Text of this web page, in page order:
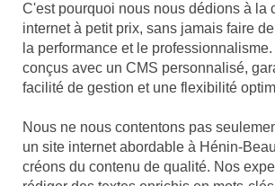
C'est pourquoi nous nous dédions à la
internet à petit prix, sans jamais faire
la performance et le
conçus avec un CMS personnalisé,
facilité de gestion et une flexibilité
Nous ne nous contentons pas
un site internet abordable à Hénin-
créons du contenu de qualité. Nos